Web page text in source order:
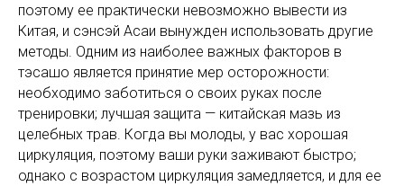
поэтому ее практически невозможно вывести из
Китая, и сэнсэй Асаи вынужден использовать другие
методы. Одним из наиболее важных факторов в
тэсашо является принятие мер осторожности:
необходимо заботиться о своих руках после
тренировки; лучшая защита — китайская мазь из
целебных трав. Когда вы молоды, у вас хорошая
циркуляция, поэтому ваши руки заживают быстро;
однако с возрастом циркуляция замедляется, и для ее